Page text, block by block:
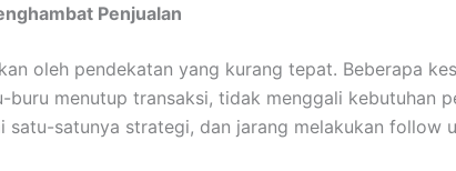
Penjualan
oleh pendekatan yang kurang tepat. Beberapa
menutup transaksi, tidak menggali kebutuhan
satu-satunya strategi, dan jarang melakukan follow